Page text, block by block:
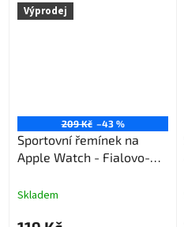
Výprodej
209 Kč –43 %
Sportovní řemínek na
Apple Watch - Fialovo-
Skladem